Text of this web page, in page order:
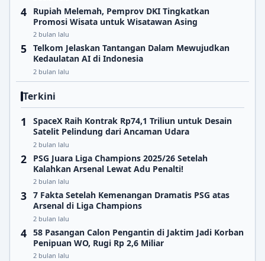
Rupiah Melemah, Pemprov DKI Tingkatkan
Promosi Wisata untuk Wisatawan Asing
2 bulan lalu
Telkom Jelaskan Tantangan Dalam Mewujudkan
Kedaulatan AI di Indonesia
2 bulan lalu
Terkini
SpaceX Raih Kontrak Rp74,1 Triliun untuk Desain
Satelit Pelindung dari Ancaman Udara
2 bulan lalu
PSG Juara Liga Champions 2025/26 Setelah
Kalahkan Arsenal Lewat Adu Penalti!
2 bulan lalu
7 Fakta Setelah Kemenangan Dramatis PSG atas
Arsenal di Liga Champions
2 bulan lalu
58 Pasangan Calon Pengantin di Jaktim Jadi Korban
Penipuan WO, Rugi Rp 2,6 Miliar
2 bulan lalu